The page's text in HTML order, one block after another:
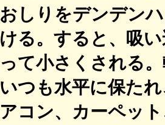
おしりをデンデン
ける。すると、吸
って小さくされる
いつも水平に保た
アコン、カーペッ